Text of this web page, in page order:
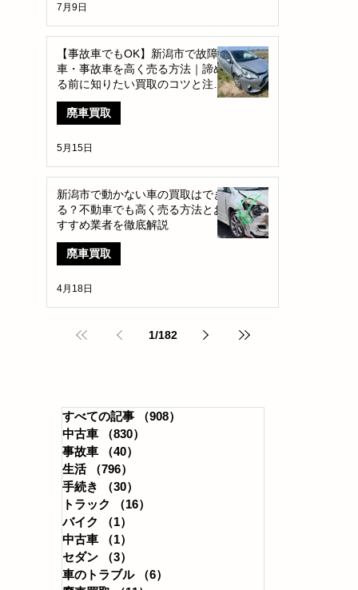
7月9日
【事故車でもOK】新潟市で故障
車・事故車を高く売る方法｜諦め
る前に知りたい買取のコツと注意
点
廃車買取
5月15日
新潟市で動かない車の買取はでき
る？不動車でも高く売る方法とお
すすめ業者を徹底解説
廃車買取
4月18日
1/182
すべての記事 （908）
中古車
（830）
事故車
（40）
生活
（796）
手続き
（30）
トラック
（16）
バイク
（1）
中古車
（1）
セダン
（3）
車のトラブル
（6）